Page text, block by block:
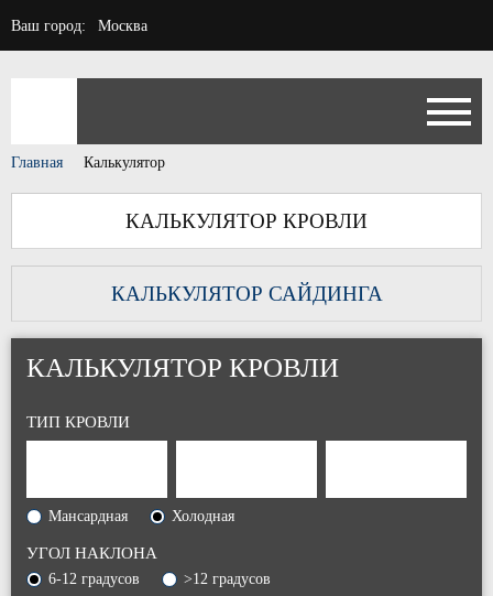
Ваш город: Москва
Главная Калькулятор
КАЛЬКУЛЯТОР КРОВЛИ
КАЛЬКУЛЯТОР САЙДИНГА
КАЛЬКУЛЯТОР КРОВЛИ
ТИП КРОВЛИ
Мансардная Холодная
УГОЛ НАКЛОНА
6-12 градусов >12 градусов